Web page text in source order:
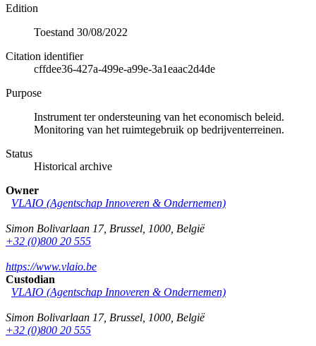
Edition
Toestand 30/08/2022
Citation identifier
cffdee36-427a-499e-a99e-3a1eaac2d4de
Purpose
Instrument ter ondersteuning van het economisch beleid.
Monitoring van het ruimtegebruik op bedrijventerreinen.
Status
Historical archive
Owner
VLAIO (Agentschap Innoveren & Ondernemen)
Simon Bolivarlaan 17, Brussel 1000 België
+32 (0)800 20 555
https://www.vlaio.be
Custodian
VLAIO (Agentschap Innoveren & Ondernemen)
Simon Bolivarlaan 17, Brussel 1000 België
+32 (0)800 20 555